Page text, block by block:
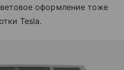
оформление тоже
Tesla.